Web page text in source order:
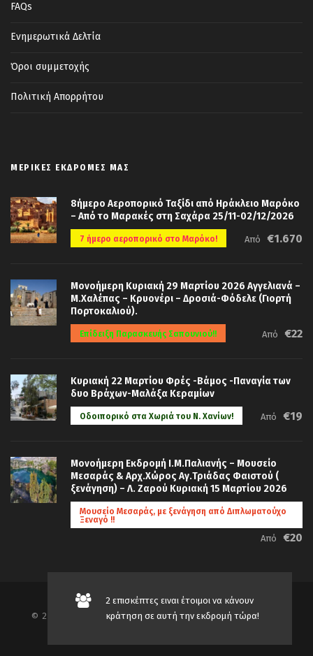
2 επισκέπτες ειναι έτοιμοι να κάνουν
κράτηση σε αυτή την εκδρομή τώρα!
FAQs
Ενημερωτικά Δελτία
Όροι συμμετοχής
Πολιτική Απορρήτου
ΜΕΡΙΚΈΣ ΕΚΔΡΟΜΈΣ ΜΑΣ
8ήμερο Αεροπορικό Ταξίδι από Ηράκλειο Μαρόκο
– Από το Μαρακές στη Σαχάρα 25/11-02/12/2026
7 ήμερο αεροπορικό στο Μαρόκο! Από €1.670
Μονοήμερη Κυριακή 29 Μαρτίου 2026 Αγγελιανά –
Μ.Χαλέπας – Κρυονέρι – Δροσιά-Φόδελε (Γιορτή
Πορτοκαλιού).
Επίδειξη Παρασκευής Σαπουνιού!! Από €22
Κυριακή 22 Μαρτίου Φρές -Βάμος -Παναγία των
δυο Βράχων-Μαλάξα Κεραμίων
Οδοιπορικό στα Χωριά του Ν. Χανίων! Από €19
Μονοήμερη Εκδρομή Ι.Μ.Παλιανής – Μουσείο
Μεσαράς & Αρχ.Χώρος Αγ.Τριάδας Φαιστού (
ξενάγηση) – Λ. Ζαρού Κυριακή 15 Μαρτίου 2026
Μουσείο Μεσαράς, με ξενάγηση από Διπλωματούχο
Ξεναγό !!
Από €20
© 2019-2026 TRAVEL AGENCY AND TOURISM SERVICES